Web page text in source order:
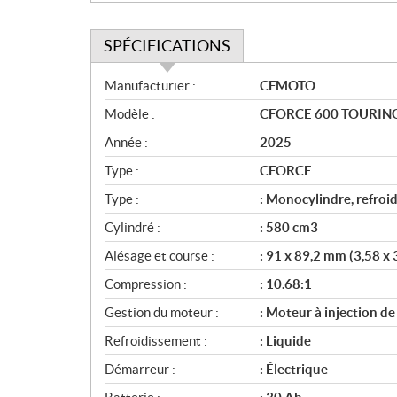
SPÉCIFICATIONS
S
p
é
c
i
f
i
c
a
t
i
o
n
s
Manufacturier :
CFMOTO
Modèle :
CFORCE 600
Année :
2025
Type :
CFORCE
Type :
: Monocylindre,
Cylindré :
: 580 cm3
Alésage et course :
: 91 x 89,2 mm (3,58 x
Compression :
: 10.68:1
Gestion du moteur :
: Moteur à injection
Refroidissement :
: Liquide
Démarreur :
: Électrique